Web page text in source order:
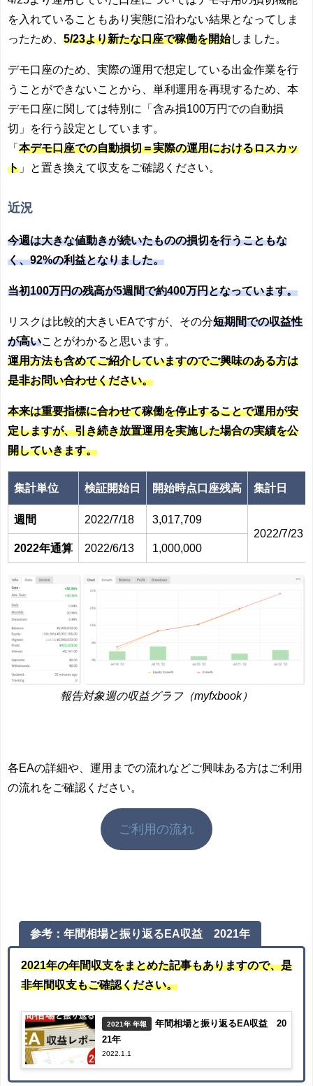
を入れていることもあり実態に沿わない結果となってしま
ったため、 5/23より新たな口座で稼働を開始しました。
デモ口座のため、実際の運用で想定している出金作業を行
うことができないことから、単利運用を再現するため、本
デモ口座に関しては特別に「含み損100万円での自動損
切」を行う設定としています。
「 本デモ口座での自動損切＝実際の運用におけるロスカッ
ト 」と置き換えて収支をご確認ください。
近況
今週は大きな値動きが続いたものの損切を行うこともな
く、92%の利益となりました。
当初100万円の残高が5週間で約400万円となっています。
リスクは比較的大きいEAですが、その分短期間での収益性
が高い ことがわかると思います。
運用方法も含めてご紹介していますのでご興味のある方は
是非お問い合わせください。
本来は重要指標に合わせて稼働を停止することで運用が安
定しますが、引き続き放置運用を実施した場合の実績を公
開していきます。
集計単位 検証開始日 開始時点口座残高 集計日
週間 2022/7/18
3,017,709
2022/7/23
2022年通算
2022/6/13 1,000,000
報告対象週の収益グラフ（myfxbook）
各EAの詳細や、運用までの流れなどご興味ある方はご利用
の流れをご確認ください。
ご利用の流れ
参考：年間相場と振り返るEA収益 2021年
2021年の年間収支をまとめた記事もありますので、是
非年間収支もご確認ください。
2021年 年報
年間相場と振り返るEA収益 20
21年
2022.1.1